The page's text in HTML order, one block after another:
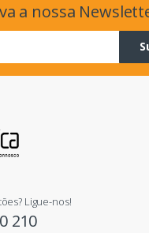
a nossa
Ligue-nos!
210